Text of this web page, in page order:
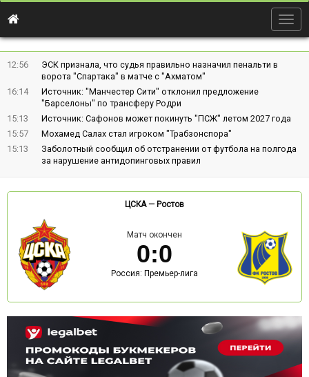
12:56
ЭСК признала, что судья правильно назначил пенальти в
ворота "Спартака" в матче с "Ахматом"
16:14
Источник: "Манчестер Сити" отклонил предложение
"Барселоны" по трансферу Родри
15:13
Источник: Сафонов может покинуть "ПСЖ" летом 2027 года
15:57
Мохамед Салах стал игроком "Трабзонспора"
15:13
Заболотный сообщил об отстранении от футбола на полгода
за нарушение антидопинговых правил
ЦСКА— Ростов
Матч окончен
0:0
Россия: Премьер-лига